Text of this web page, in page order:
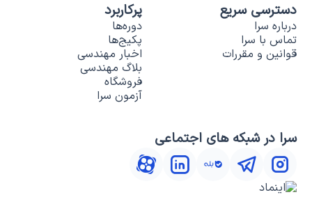
دسترسی سریع
درباره سرا
تماس با سرا
قوانین و مقررات
پرکاربرد
دوره‌ها
پکیج‌ها
اخبار مهندسی
بلاگ مهندسی
فروشگاه
آزمون سرا
سرا در شبکه های اجتماعی